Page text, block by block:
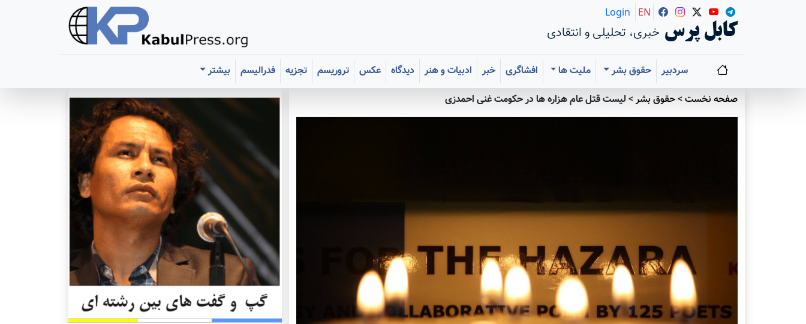
کابل پرس خبری، تحلیلی و انتقادی
Login EN
سردبیر حقوق بشر ملیت ها افشاگری خبر ادبیات و هنر دیدگاه عکس تروریسم تجزیه فدرالیسم
بیشتر
صفحه نخست>حقوق بشر>لیست قتل عام هزاره ها در حکومت غنی احمدزی